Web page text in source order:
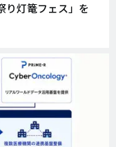
り灯篭フェス」を